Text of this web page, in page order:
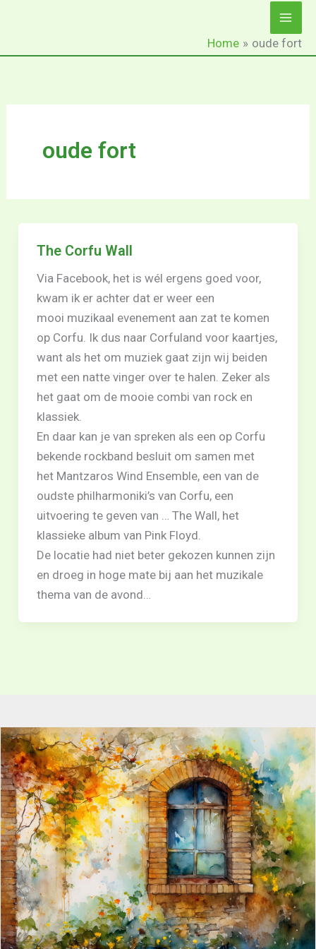
Home oude fort
oude fort
The Corfu Wall
Via Facebook, het is wél ergens goed voor,
kwam ik er achter dat er weer een
mooi muzikaal evenement aan zat te komen
op Corfu. Ik dus naar Corfuland voor kaartjes,
want als het om muziek gaat zijn wij beiden
met een natte vinger over te halen. Zeker als
het gaat om de mooie combi van rock en
klassiek.
En daar kan je van spreken als een op Corfu
bekende rockband besluit om samen met
het Mantzaros Wind Ensemble, een van de
oudste philharmoniki’s van Corfu, een
uitvoering te geven van … The Wall, het
klassieke album van Pink Floyd.
De locatie had niet beter gekozen kunnen zijn
en droeg in hoge mate bij aan het muzikale
thema van de avond…